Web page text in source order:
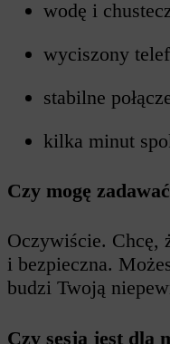
wodę i
wyciszony
stabilne
kilka minut
Czy mogę
Oczywiście. Chcę,
i bezpieczna.
budzi Twoją
Czy sesja jest dla